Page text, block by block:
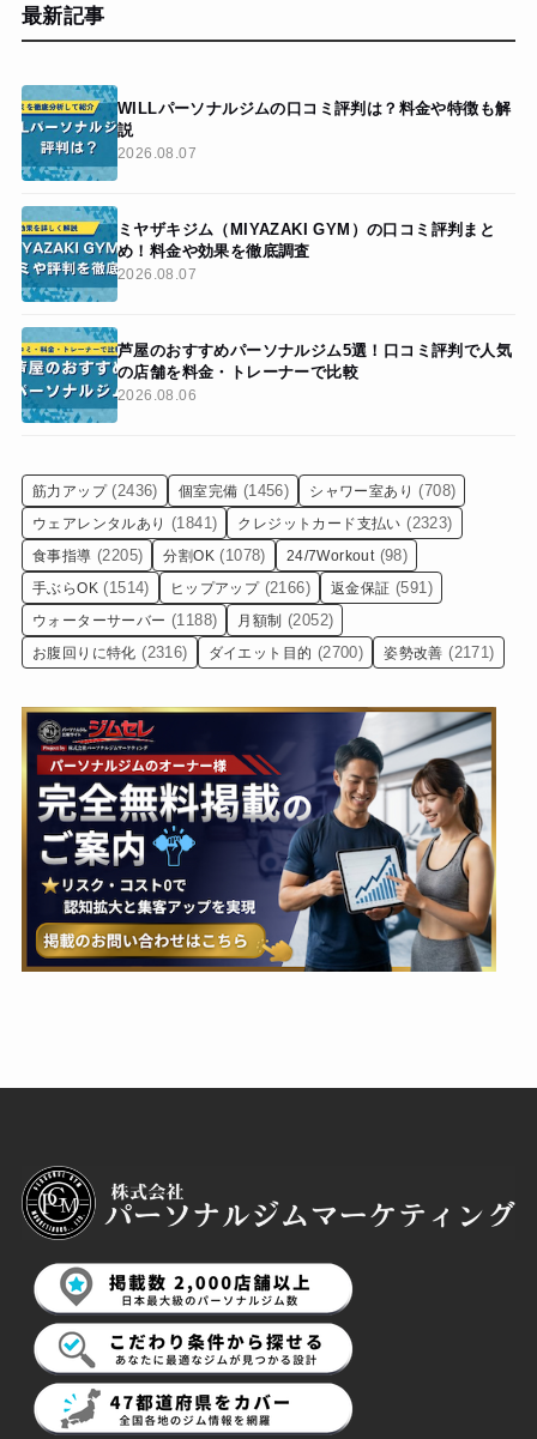
最新記事
WILLパーソナルジムの口コミ評判は？料金や特徴も解
説
2026.08.07
ミヤザキジム（MIYAZAKI GYM）の口コミ評判まと
め！料金や効果を徹底調査
2026.08.07
芦屋のおすすめパーソナルジム5選！口コミ評判で人気
の店舗を料金・トレーナーで比較
2026.08.06
筋力アップ (2436) 個室完備 (1456) シャワー室あり (708)
ウェアレンタルあり (1841) クレジットカード支払い (2323)
食事指導 (2205) 分割OK (1078) 24/7Workout (98)
手ぶらOK (1514) ヒップアップ (2166) 返金保証 (591)
ウォーターサーバー (1188) 月額制 (2052)
お腹回りに特化 (2316) ダイエット目的 (2700) 姿勢改善 (2171)